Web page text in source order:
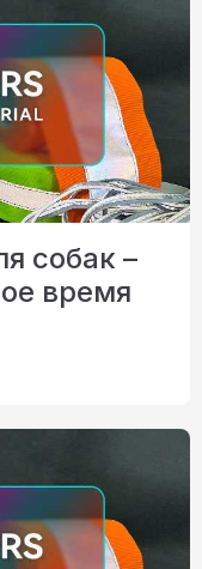
собак –
время